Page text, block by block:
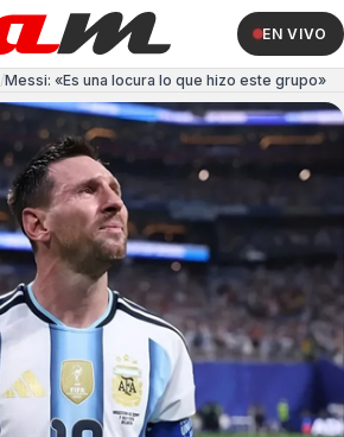
EN VIVO
Messi: «Es una locura lo que hizo este grupo»